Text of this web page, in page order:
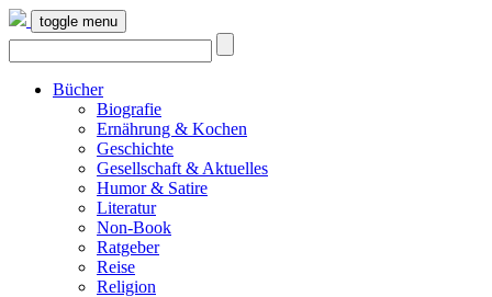
toggle menu
Bücher
Biografie
Ernährung & Kochen
Geschichte
Gesellschaft & Aktuelles
Humor & Satire
Literatur
Non-Book
Ratgeber
Reise
Religion